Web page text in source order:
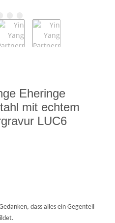
Eheringe
mit echtem
LUC6
dass alles ein Gegenteil